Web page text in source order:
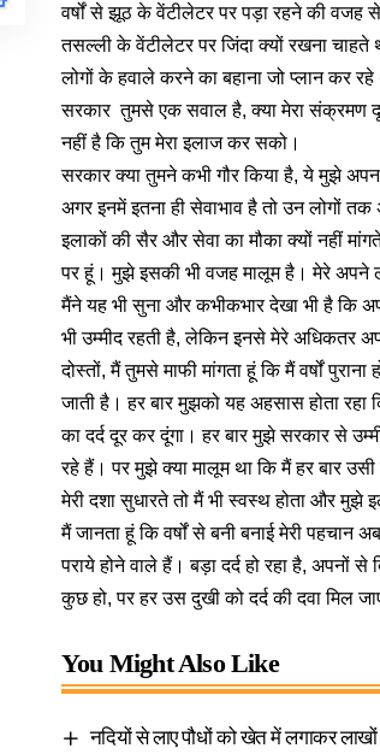
वर्षों से झूठ के वेंटीलेटर पर पड़ा रहने की
तसल्ली के वेंटीलेटर पर जिंदा क्यों रखना
लोगों के हवाले करने का बहाना जो प्लान कर
सरकार तुमसे एक सवाल है, क्या मेरा संक्रमण दूर
नहीं है कि तुम मेरा इलाज कर सको।
सरकार क्या तुमने कभी गौर किया है, ये मुझे
अगर इनमें इतना ही सेवाभाव है तो उन लोगों
इलाकों की सैर और सेवा का मौका क्यों नहीं
पर हूं। मुझे इसकी भी वजह मालूम है। मेरे अपने
मैंने यह भी सुना और कभीकभार देखा भी है कि
भी उम्मीद रहती है, लेकिन इनसे मेरे अधिकतर
दोस्तों, मैं तुमसे माफी मांगता हूं कि मैं वर्षों
जाती है। हर बार मुझको यह अहसास होता
का दर्द दूर कर दूंगा। हर बार मुझे सरकार से
रहे हैं। पर मुझे क्या मालूम था कि मैं हर बार
मेरी दशा सुधारते तो मैं भी स्वस्थ होता और
मैं जानता हूं कि वर्षों से बनी बनाई मेरी
पराये होने वाले हैं। बड़ा दर्द हो रहा है,
कुछ हो, पर हर उस दुखी को दर्द की दवा
You Might Also Like
नदियों से लाए पौधों को खेत में लगाकर